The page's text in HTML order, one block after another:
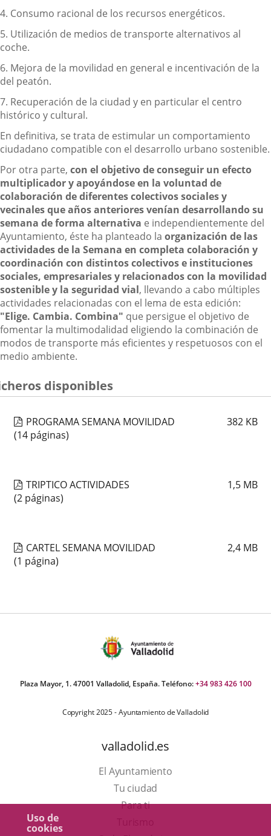
Uso de
cookies
4. Consumo racional de los recursos energéticos.
5. Utilización de medios de transporte alternativos al
coche.
6. Mejora de la movilidad en general e incentivación de la
del peatón.
7. Recuperación de la ciudad y en particular el centro
histórico y cultural.
En definitiva, se trata de estimular un comportamiento
ciudadano compatible con el desarrollo urbano sostenible.
Por otra parte, con el objetivo de conseguir un efecto
multiplicador y apoyándose en la voluntad de
colaboración de diferentes colectivos sociales y
vecinales que años anteriores venían desarrollando su
semana de forma alternativa e independientemente del
Ayuntamiento, éste ha planteado la organización de las
actividades de la Semana en completa colaboración y
coordinación con distintos colectivos e instituciones
sociales, empresariales y relacionados con la movilidad
sostenible y la seguridad vial, llevando a cabo múltiples
actividades relacionadas con el lema de esta edición:
"Elige. Cambia. Combina" que persigue el objetivo de
fomentar la multimodalidad eligiendo la combinación de
modos de transporte más eficientes y respetuosos con el
medio ambiente.
disponibles
PROGRAMA SEMANA MOVILIDAD 382 KB
(14 páginas)
TRIPTICO ACTIVIDADES 1,5 MB
(2 páginas)
CARTEL SEMANA MOVILIDAD 2,4 MB
(1 página)
Plaza Mayor, 1. 47001 Valladolid, España. Teléfono:+34 983 426 100
Copyright 2025 - Ayuntamiento de Valladolid
valladolid.es
El Ayuntamiento
Tu ciudad
Para ti